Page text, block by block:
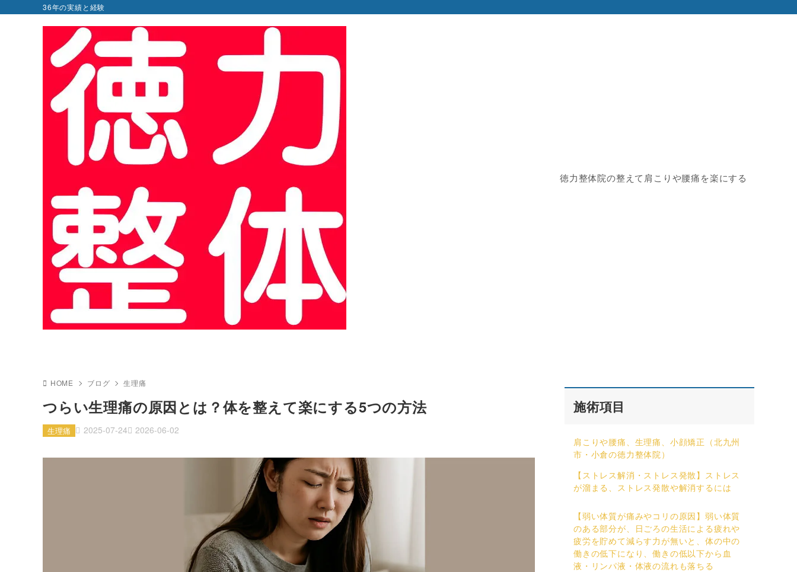
36年の実績と経験
徳力整体院の整えて肩こりや腰痛を楽にする
HOME ブログ 生理痛
つらい生理痛の原因とは？体を整えて楽にする5つの方法
2025-07-24 2026-06-02
生理痛
施術項目
肩こりや腰痛、生理痛、小顔矯正（北九州
市・小倉の徳力整体院）
【ストレス解消・ストレス発散】ストレス
が溜まる、ストレス発散や解消するには
【弱い体質が痛みやコリの原因】弱い体質
のある部分が、日ごろの生活による疲れや
疲労を貯めて減らす力が無いと、体の中の
働きの低下になり、働きの低以下から血
液・リンパ液・体液の流れも落ちる